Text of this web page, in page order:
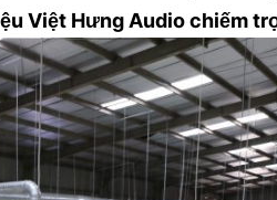
Việt Hưng Audio chiếm
âm thanh đám cưới VH-
lien_he